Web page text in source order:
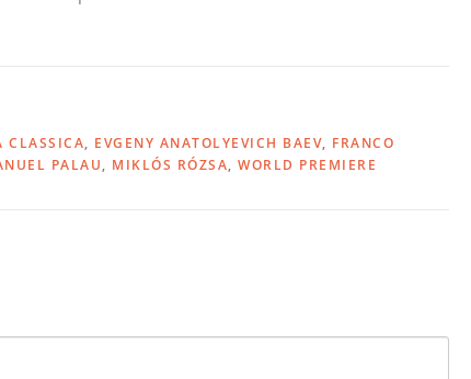
CLASSICA, EVGENY ANATOLYEVICH BAEV, FRANCO
PALAU, MIKLÓS RÓZSA, WORLD PREMIERE